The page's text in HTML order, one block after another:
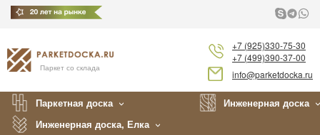
Паркет со склада
+7 (925)330-75-30
+7 (499)390-37-00
info@parketdocka.ru
Паркетная доска
Инженерная доска
Инженерная доска, Елка